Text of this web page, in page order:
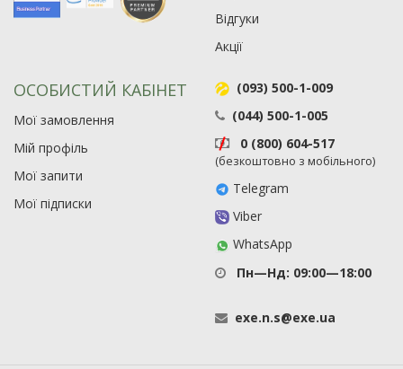
Відгуки
Акції
ОСОБИСТИЙ КАБІНЕТ
Мої замовлення
Мій профіль
Мої запити
Мої підписки
(093) 500-1-009
(044) 500-1-005
0 (800) 604-517
(безкоштовно з мобільного)
Telegram
Viber
WhatsApp
Пн—Нд: 09:00—18:00
exe.n.s@exe.ua